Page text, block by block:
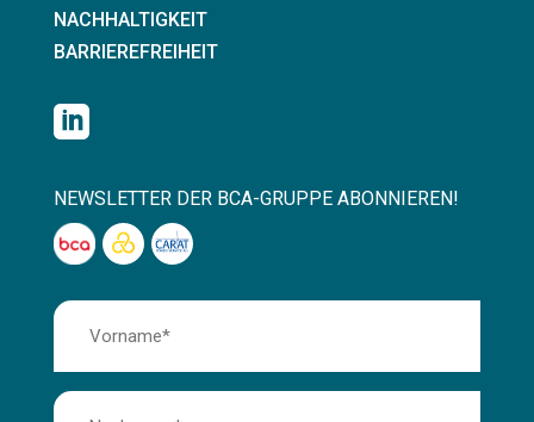
NACHHALTIGKEIT
BARRIEREFREIHEIT

NEWSLETTER DER BCA-GRUPPE ABONNIEREN!